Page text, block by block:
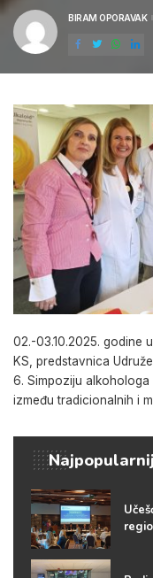
POSTED
BIRAM OPORAVAK
02.-03.10.2025. godine
KS, predstavnica
6. Simpoziju
između tradicionalnih i